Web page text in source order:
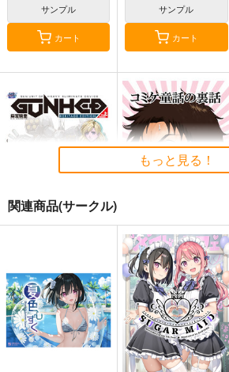
サンプル
カート
サンプル
カート
ド」上巻
太陽系旅団
4,235円（税込）
オリジナル
ガンヘッド
ニム
コミケ童話の裏話総集
編4
おのでら総本舗
1,540円（税込）
オリジナル メロス
サンプル
もっと見る！
関連商品(サークル)